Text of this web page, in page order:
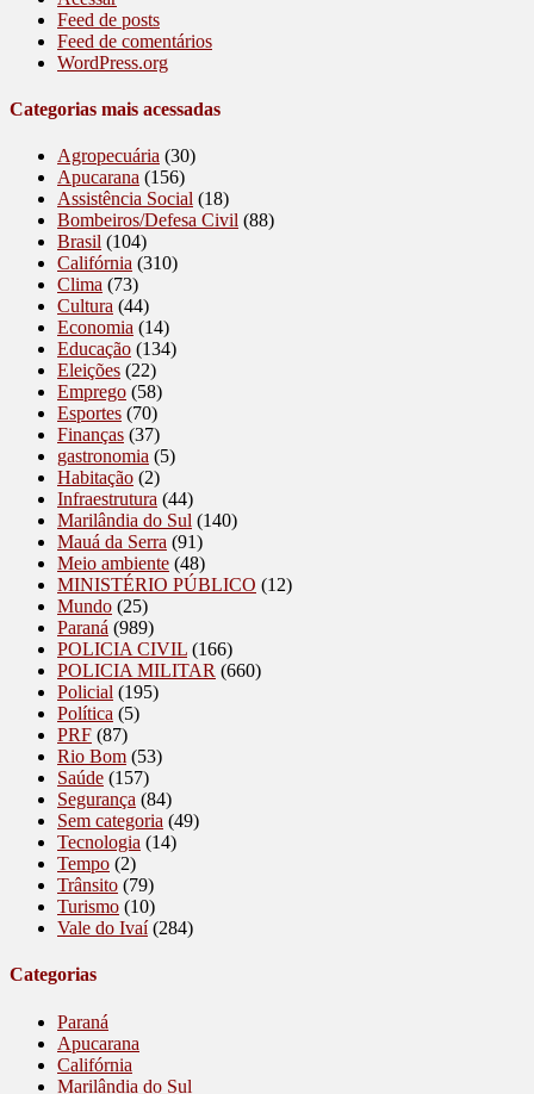
Feed de posts
Feed de comentários
WordPress.org
Categorias mais acessadas
Agropecuária (30)
Apucarana (156)
Assistência Social (18)
Bombeiros/Defesa Civil (88)
Brasil (104)
Califórnia (310)
Clima (73)
Cultura (44)
Economia (14)
Educação (134)
Eleições (22)
Emprego (58)
Esportes (70)
Finanças (37)
gastronomia (5)
Habitação (2)
Infraestrutura (44)
Marilândia do Sul (140)
Mauá da Serra (91)
Meio ambiente (48)
MINISTÉRIO PÚBLICO (12)
Mundo (25)
Paraná (989)
POLICIA CIVIL (166)
POLICIA MILITAR (660)
Policial (195)
Política (5)
PRF (87)
Rio Bom (53)
Saúde (157)
Segurança (84)
Sem categoria (49)
Tecnologia (14)
Tempo (2)
Trânsito (79)
Turismo (10)
Vale do Ivaí(284)
Categorias
Paraná
Apucarana
Califórnia
Marilândia do Sul